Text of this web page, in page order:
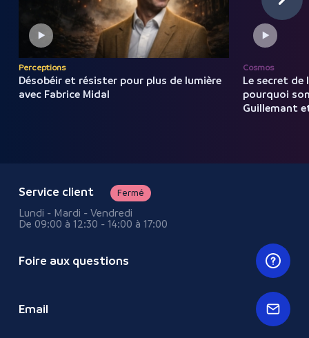
Perceptions
Désobéir et résister pour plus de lumière
avec Fabrice Midal
Cosmos
Le secret
pourquoi
Guillemant
Service client Fermé
Lundi - Mardi - Vendredi
De 09:00 à 12:30 - 14:00 à 17:00
Foire aux questions
Email